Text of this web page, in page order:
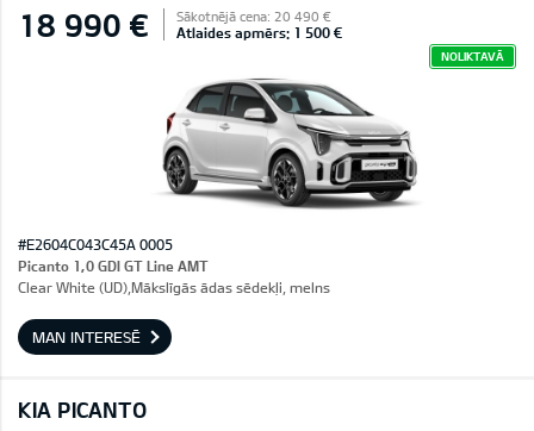
18 990 € Sākotnējā cena: 20 490 €
Atlaides apmērs: 1 500 €
NOLIKTAVĀ
#E2604C043C45A 0005
Picanto 1,0 GDI GT Line AMT
Clear White (UD),Mākslīgās ādas sēdekļi, melns
MAN INTERESĒ
KIA PICANTO